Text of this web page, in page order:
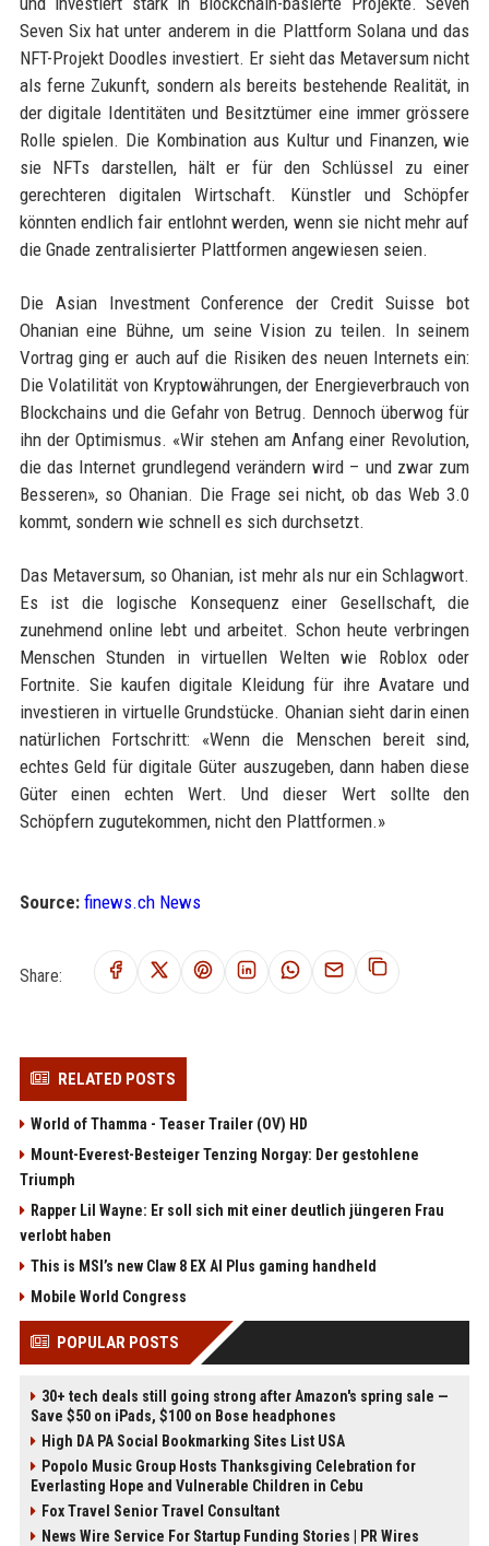
Seven Six hat unter anderem in die Plattform Solana und das
NFT-Projekt Doodles investiert. Er sieht das Metaversum nicht
als ferne Zukunft, sondern als bereits bestehende Realität, in
der digitale Identitäten und Besitztümer eine immer grössere
Rolle spielen. Die Kombination aus Kultur und Finanzen, wie
sie NFTs darstellen, hält er für den Schlüssel zu einer
gerechteren digitalen Wirtschaft. Künstler und Schöpfer
könnten endlich fair entlohnt werden, wenn sie nicht mehr auf
die Gnade zentralisierter Plattformen angewiesen seien.
Die Asian Investment Conference der Credit Suisse bot
Ohanian eine Bühne, um seine Vision zu teilen. In seinem
Vortrag ging er auch auf die Risiken des neuen Internets ein:
Die Volatilität von Kryptowährungen, der Energieverbrauch von
Blockchains und die Gefahr von Betrug. Dennoch überwog für
ihn der Optimismus. «Wir stehen am Anfang einer Revolution,
die das Internet grundlegend verändern wird – und zwar zum
Besseren», so Ohanian. Die Frage sei nicht, ob das Web 3.0
kommt, sondern wie schnell es sich durchsetzt.
Das Metaversum, so Ohanian, ist mehr als nur ein Schlagwort.
Es ist die logische Konsequenz einer Gesellschaft, die
zunehmend online lebt und arbeitet. Schon heute verbringen
Menschen Stunden in virtuellen Welten wie Roblox oder
Fortnite. Sie kaufen digitale Kleidung für ihre Avatare und
investieren in virtuelle Grundstücke. Ohanian sieht darin einen
natürlichen Fortschritt: «Wenn die Menschen bereit sind,
echtes Geld für digitale Güter auszugeben, dann haben diese
Güter einen echten Wert. Und dieser Wert sollte den
Schöpfern zugutekommen, nicht den Plattformen.»
Source: finews.ch News
Share:
RELATED POSTS
World of Thamma - Teaser Trailer (OV) HD
Mount-Everest-Besteiger Tenzing Norgay: Der gestohlene
Triumph
Rapper Lil Wayne: Er soll sich mit einer deutlich jüngeren Frau
verlobt haben
This is MSI’s new Claw 8 EX AI Plus gaming handheld
Mobile World Congress
POPULAR POSTS
30+ tech deals still going strong after Amazon's spring sale —
Save $50 on iPads, $100 on Bose headphones
High DA PA Social Bookmarking Sites List USA
Popolo Music Group Hosts Thanksgiving Celebration for
Everlasting Hope and Vulnerable Children in Cebu
Fox Travel Senior Travel Consultant
News Wire Service For Startup Funding Stories | PR Wires